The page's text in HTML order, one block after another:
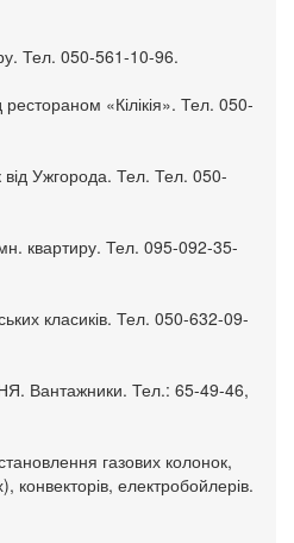
Тел. 050-561-10-96.
«Кілікія». Тел. 050-
від Ужгорода. Тел. Тел. 050-
квартиру. Тел. 095-092-35-
класиків. Тел. 050-632-09-
Вантажники. Тел.: 65-49-46,
газових колонок,
конвекторів, електробойлерів.